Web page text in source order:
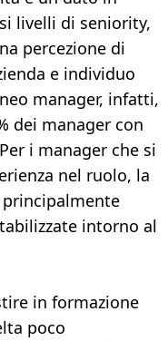
livelli di seniority,
percezione di
e individuo
manager, infatti,
dei manager con
i manager che si
nel ruolo, la
intorno al
in formazione
poco